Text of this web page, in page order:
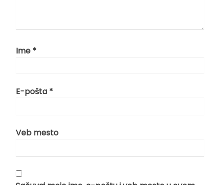
Ime *
E-pošta *
Veb mesto